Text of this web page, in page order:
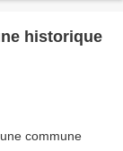
historique